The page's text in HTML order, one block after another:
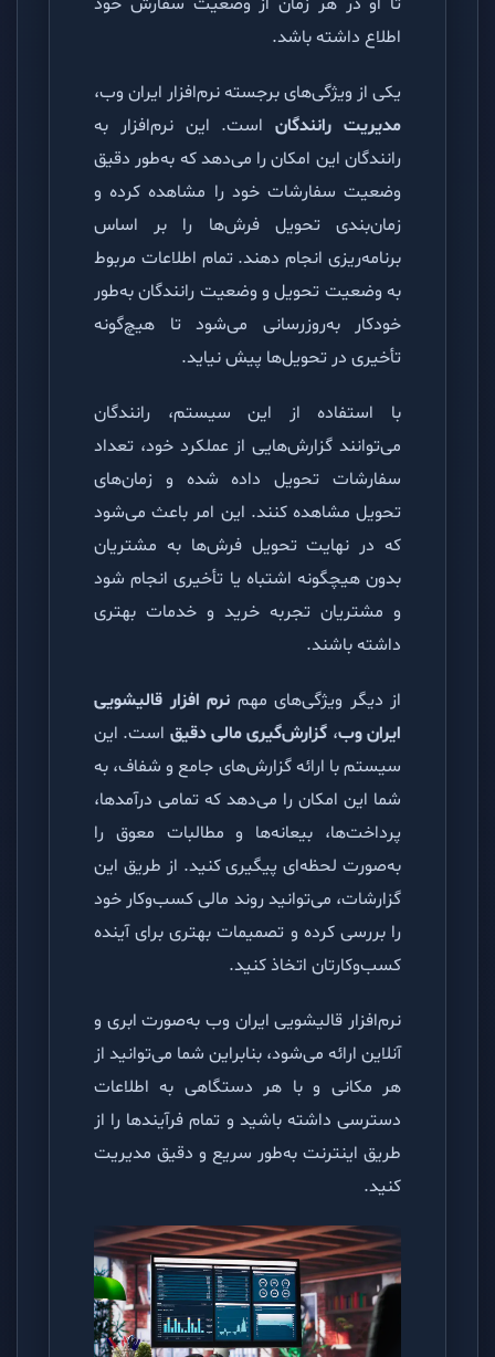
تا او در هر زمان از وضعیت سفارش خود
اطلاع داشته باشد.
یکی از ویژگی‌های برجسته نرم‌افزار ایران وب،
مدیریت رانندگاناست. این نرم‌افزار به
رانندگان این امکان را می‌دهد که به‌طور دقیق
وضعیت سفارشات خود را مشاهده کرده و
زمان‌بندی تحویل فرش‌ها را بر اساس
برنامه‌ریزی انجام دهند. تمام اطلاعات مربوط
به وضعیت تحویل و وضعیت رانندگان به‌طور
خودکار به‌روزرسانی می‌شود تا هیچ‌گونه
تأخیری در تحویل‌ها پیش نیاید.
با استفاده از این سیستم، رانندگان
می‌توانند گزارش‌هایی از عملکرد خود، تعداد
سفارشات تحویل داده شده و زمان‌های
تحویل مشاهده کنند. این امر باعث می‌شود
که در نهایت تحویل فرش‌ها به مشتریان
بدون هیچگونه اشتباه یا تأخیری انجام شود
و مشتریان تجربه خرید و خدمات بهتری
داشته باشند.
از دیگر ویژگی‌های مهم نرم افزار قالیشویی
ایران وب، گزارش‌گیری مالی دقیق است. این
سیستم با ارائه گزارش‌های جامع و شفاف، به
شما این امکان را می‌دهد که تمامی درآمدها،
پرداخت‌ها، بیعانه‌ها و مطالبات معوق را
به‌صورت لحظه‌ای پیگیری کنید. از طریق این
گزارشات، می‌توانید روند مالی کسب‌وکار خود
را بررسی کرده و تصمیمات بهتری برای آینده
کسب‌وکارتان اتخاذ کنید.
نرم‌افزار قالیشویی ایران وب به‌صورت ابری و
آنلاین ارائه می‌شود، بنابراین شما می‌توانید از
هر مکانی و با هر دستگاهی به اطلاعات
دسترسی داشته باشید و تمام فرآیندها را از
طریق اینترنت به‌طور سریع و دقیق مدیریت
کنید.